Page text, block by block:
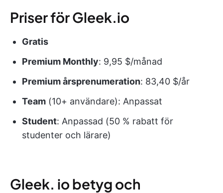
Priser för Gleek.io
Gratis
Premium Monthly: 9,95 $/månad
Premium årsprenumeration: 83,40 $/år
Team (10+ användare): Anpassat
Student: Anpassad (50 % rabatt för
studenter och lärare)
Gleek. io betyg och